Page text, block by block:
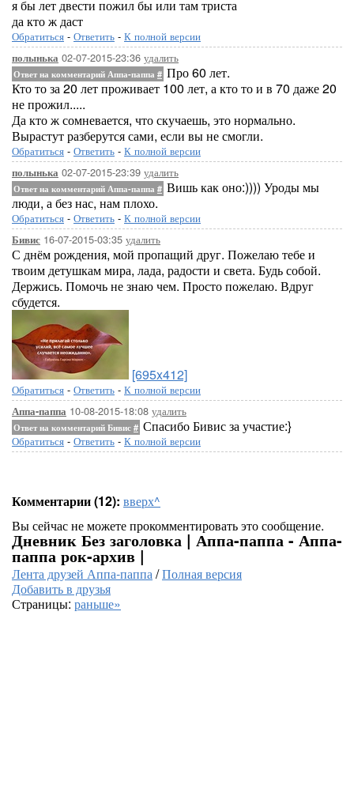
я бы лет двести пожил бы или там триста
да кто ж даст
Обратиться - Ответить - К полной версии
полынька 02-07-2015-23:36 удалить
Ответ на комментарий Аппа-паппа # Про 60 лет.
Кто то за 20 лет проживает 100 лет, а кто то и в 70 даже 20
не прожил.....
Да кто ж сомневается, что скучаешь, это нормально.
Вырастут разберутся сами, если вы не смогли.
Обратиться - Ответить - К полной версии
полынька 02-07-2015-23:39 удалить
Ответ на комментарий Аппа-паппа # Вишь как оно:)))) Уроды мы
люди, а без нас, нам плохо.
Обратиться - Ответить - К полной версии
Бивис 16-07-2015-03:35 удалить
С днём рождения, мой пропащий друг. Пожелаю тебе и
твоим детушкам мира, лада, радости и света. Будь собой.
Держись. Помочь не знаю чем. Просто пожелаю. Вдруг
сбудется.
[695x412]
Обратиться - Ответить - К полной версии
Аппа-паппа 10-08-2015-18:08 удалить
Ответ на комментарий Бивис # Спасибо Бивис за участие:}
Обратиться - Ответить - К полной версии
Комментарии (12): вверх^
Вы сейчас не можете прокомментировать это сообщение.
Дневник Без заголовка | Аппа-паппа - Аппа-
паппа рок-архив |
Лента друзей Аппа-паппа/Полная версия
Добавить в друзья
Страницы: раньше»